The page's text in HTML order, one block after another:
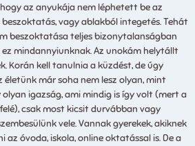
az anyukája nem léphetett be az
vagy ablakból integetés. Tehát
beszoktatása teljes bizonytalanságban
mindannyiunknak. Az unokám helytállt
Korán kell tanulnia a küzdést, de úgy
életünk már soha nem lesz olyan, mint
olyan igazság, ami mindig is így volt (mert a
csak most kicsit durvábban vagy
vele. Vannak gyerekek, akiknek
óvoda, iskola, online oktatással is. De a